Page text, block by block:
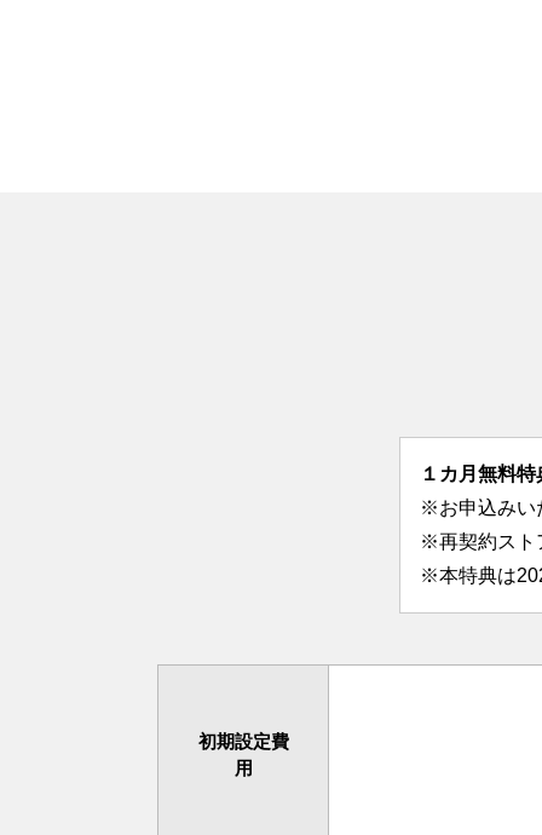
１カ月無料特
※お申込みい
※再契約スト
※本特典は
初期設定費
用